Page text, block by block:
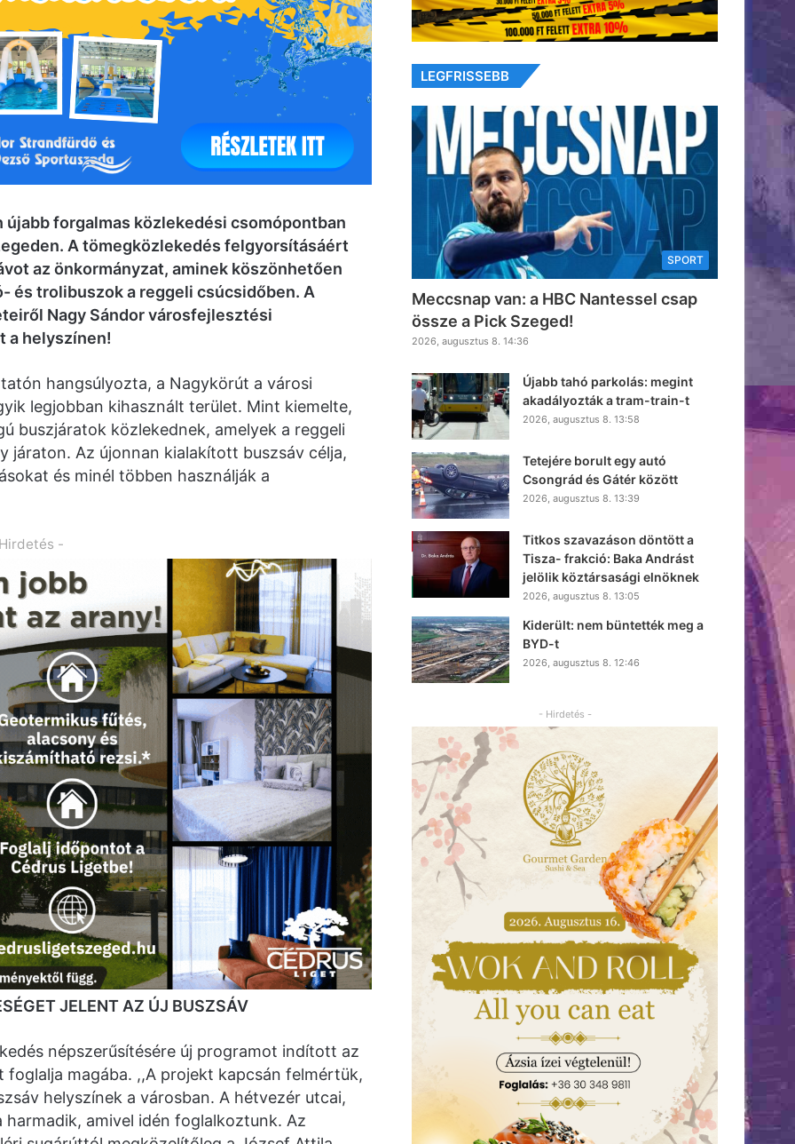
újabb forgalmas közlekedési csomópontban
A tömegközlekedés felgyorsításáért
az önkormányzat, aminek köszönhetően
és trolibuszok a reggeli csúcsidőben. A
Nagy Sándor városfejlesztési
a helyszínen!
hangsúlyozta, a Nagykörút a városi
legjobban kihasznált terület. Mint kiemelte,
buszjáratok közlekednek, amelyek a reggeli
járaton. Az újonnan kialakított buszsáv célja,
és minél többen használják a
-
JELENT AZ ÚJ BUSZSÁV
népszerűsítésére új programot indított az
magába. ,,A projekt kapcsán felmértük,
helyszínek a városban. A hétvezér utcai,
amivel idén foglalkoztunk. Az
LEGFRISSEBB
SPORT
Meccsnap van: a HBC Nantessel csap
össze a Pick Szeged!
2026, augusztus 8. 14:36
Újabb tahó parkolás: megint
akadályozták a tram-train-t
2026, augusztus 8. 13:58
Tetejére borult egy autó
Csongrád és Gátér között
2026, augusztus 8. 13:39
Titkos szavazáson döntött a
Tisza- frakció: Baka Andrást
jelölik köztársasági elnöknek
2026, augusztus 8. 13:05
Kiderült: nem büntették meg a
BYD-t
2026, augusztus 8. 12:46
- Hirdetés -